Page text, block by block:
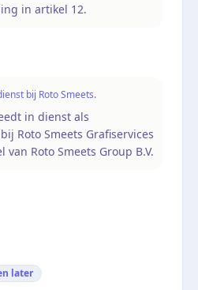
in artikel 12.
bij Roto Smeets.
in dienst als
Roto Smeets Grafiservices
van Roto Smeets Group B.V.
later